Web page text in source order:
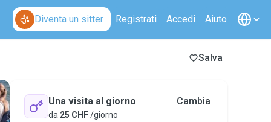
Diventa un sitter Registrati Accedi Aiuto
Salva
Una visita al giorno
da 25 CHF/giorno
Cambia